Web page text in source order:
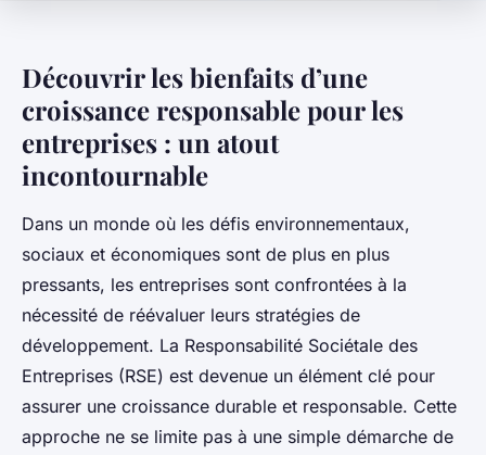
Découvrir les bienfaits d’une
croissance responsable pour les
entreprises : un atout
incontournable
Dans un monde où les défis environnementaux,
sociaux et économiques sont de plus en plus
pressants, les entreprises sont confrontées à la
nécessité de réévaluer leurs stratégies de
développement. La Responsabilité Sociétale des
Entreprises (RSE) est devenue un élément clé pour
assurer une croissance durable et responsable. Cette
approche ne se limite pas à une simple démarche de